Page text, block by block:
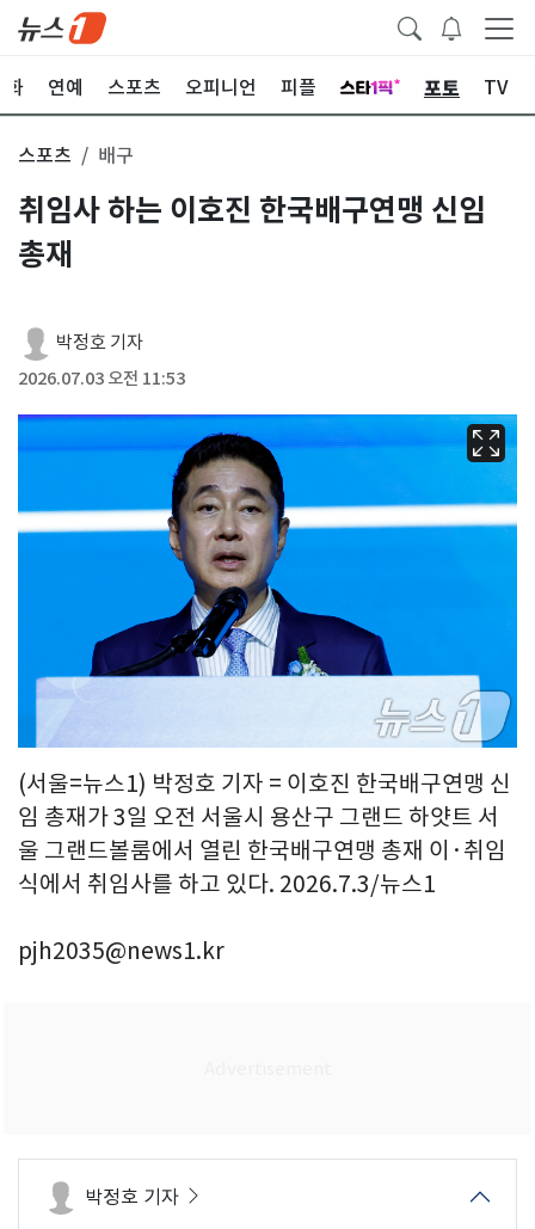
화 연예 스포츠 오피니언 피플 포토 TV
스포츠 배구
취임사 하는 이호진 한국배구연맹 신임
총재
박정호 기자
2026.07.03 오전 11:53
(서울=뉴스1) 박정호 기자 = 이호진 한국배구연맹 신
임 총재가 3일 오전 서울시 용산구 그랜드 하얏트 서
울 그랜드볼룸에서 열린 한국배구연맹 총재 이·취임
식에서 취임사를 하고 있다. 2026.7.3/뉴스1
pjh2035@news1.kr
박정호 기자